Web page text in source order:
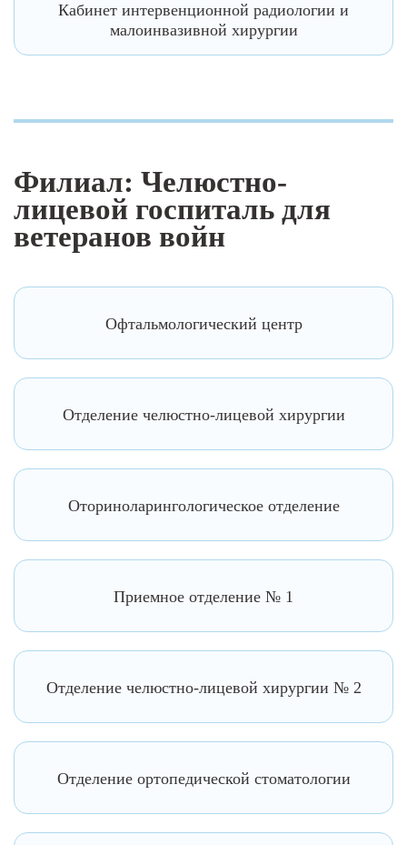
Кабинет интервенционной радиологии и
малоинвазивной хирургии
Филиал: Челюстно-
лицевой госпиталь для
ветеранов войн
Офтальмологический центр
Отделение челюстно-лицевой хирургии
Оториноларингологическое отделение
Приемное отделение № 1
Отделение челюстно-лицевой хирургии № 2
Отделение ортопедической стоматологии